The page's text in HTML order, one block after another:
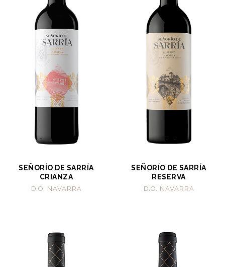
SEÑORÍO DE SARRÍA
CRIANZA
D.O. NAVARRA
SEÑORÍO DE SARRÍA
RESERVA
D.O. NAVARRA